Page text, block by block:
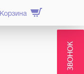
Корзина